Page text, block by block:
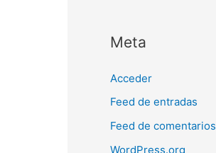
Meta
Acceder
Feed de entradas
Feed de comentarios
WordPress.org